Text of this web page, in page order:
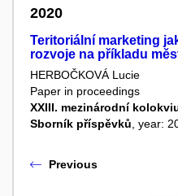
2020
Teritoriální marketing
rozvoje na příkladu
HERBOČKOVÁ Lucie
Paper in proceedings
XXIII. mezinárodní
Sborník příspěvků , year:
Previous